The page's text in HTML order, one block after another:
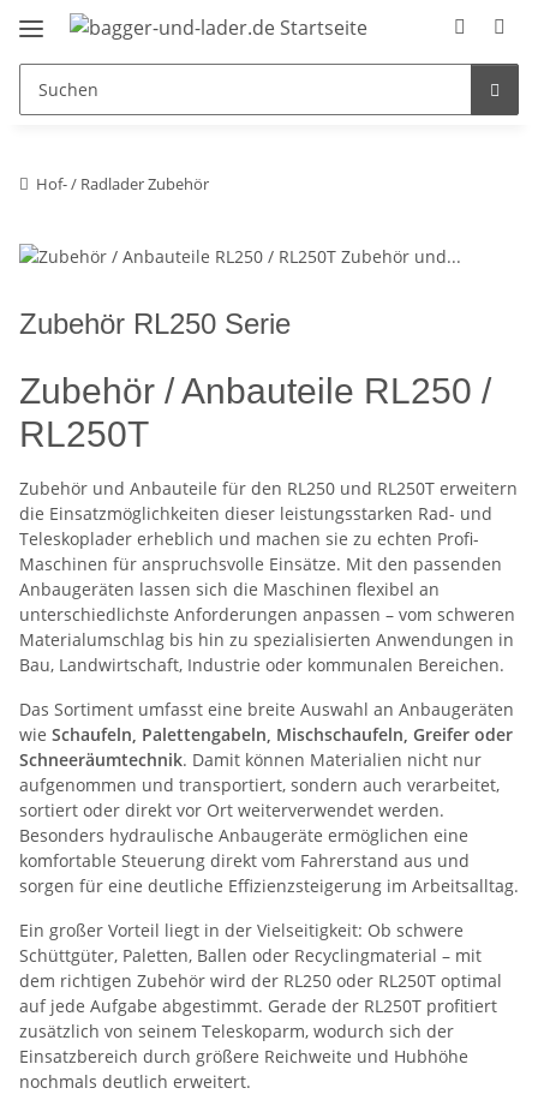
Hof- / Radlader Zubehör
Zubehör RL250 Serie
Zubehör / Anbauteile RL250 /
RL250T
Zubehör und Anbauteile für den RL250 und RL250T erweitern
die Einsatzmöglichkeiten dieser leistungsstarken Rad- und
Teleskoplader erheblich und machen sie zu echten Profi-
Maschinen für anspruchsvolle Einsätze. Mit den passenden
Anbaugeräten lassen sich die Maschinen flexibel an
unterschiedlichste Anforderungen anpassen – vom schweren
Materialumschlag bis hin zu spezialisierten Anwendungen in
Bau, Landwirtschaft, Industrie oder kommunalen Bereichen.
Das Sortiment umfasst eine breite Auswahl an Anbaugeräten
wie Schaufeln, Palettengabeln, Mischschaufeln, Greifer oder
Schneeräumtechnik. Damit können Materialien nicht nur
aufgenommen und transportiert, sondern auch verarbeitet,
sortiert oder direkt vor Ort weiterverwendet werden.
Besonders hydraulische Anbaugeräte ermöglichen eine
komfortable Steuerung direkt vom Fahrerstand aus und
sorgen für eine deutliche Effizienzsteigerung im Arbeitsalltag.
Ein großer Vorteil liegt in der Vielseitigkeit: Ob schwere
Schüttgüter, Paletten, Ballen oder Recyclingmaterial – mit
dem richtigen Zubehör wird der RL250 oder RL250T optimal
auf jede Aufgabe abgestimmt. Gerade der RL250T profitiert
zusätzlich von seinem Teleskoparm, wodurch sich der
Einsatzbereich durch größere Reichweite und Hubhöhe
nochmals deutlich erweitert.